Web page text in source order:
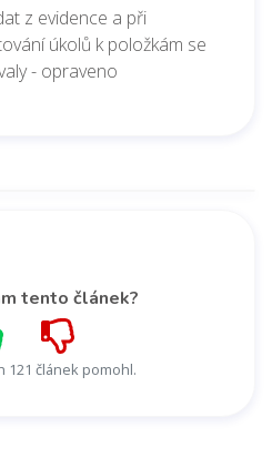
tento článek?
121 článek pomohl.
z evidence a při
úkolů k položkám se
- opraveno